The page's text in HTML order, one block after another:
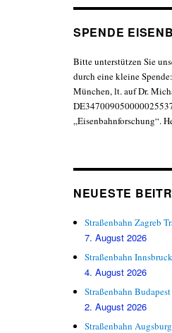
SPENDE
Bitte unterstützen Sie
durch eine kleine
München, lt. auf Dr.
„Eisenbahnforschung“.
NEUESTE
Straßenbahn Zagreb
7. August 2026
Straßenbahn Innsbruck
4. August 2026
Straßenbahn Budapest
2. August 2026
Straßenbahn Augsburg